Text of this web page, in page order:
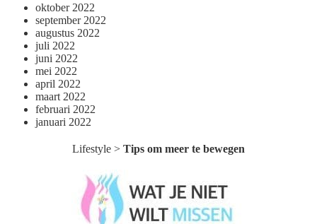
oktober 2022
september 2022
augustus 2022
juli 2022
juni 2022
mei 2022
april 2022
maart 2022
februari 2022
januari 2022
Lifestyle > Tips om meer te bewegen